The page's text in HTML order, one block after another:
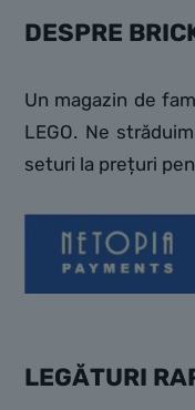
DESPRE
Un magazin de
LEGO. Ne
seturi la prețuri
LEGĂTURI